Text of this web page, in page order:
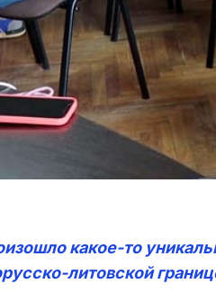
какое-то
литовской